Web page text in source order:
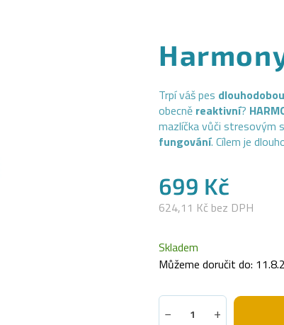
Trpí váš pes
obecně reaktivní?
mazlíčka vůči stresovým
fungování. Cílem je
699 Kč
624,11 Kč bez DPH
cena:
Skladem
Můžeme doručit do:
+
−